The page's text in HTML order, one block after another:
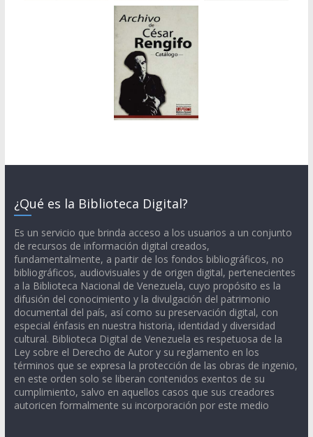
¿Qué es la Biblioteca Digital?
Es un servicio que brinda acceso a los usuarios a un conjunto
de recursos de información digital creados,
fundamentalmente, a partir de los fondos bibliográficos, no
bibliográficos, audiovisuales y de origen digital, pertenecientes
a la Biblioteca Nacional de Venezuela, cuyo propósito es la
difusión del conocimiento y la divulgación del patrimonio
documental del país, así como su preservación digital, con
especial énfasis en nuestra historia, identidad y diversidad
cultural. Biblioteca Digital de Venezuela es respetuosa de la
Ley sobre el Derecho de Autor y su reglamento en los
términos que se expresa la protección de las obras de ingenio,
en este orden solo se liberan contenidos exentos de su
cumplimiento, salvo en aquellos casos que sus creadores
autoricen formalmente su incorporación por este medio